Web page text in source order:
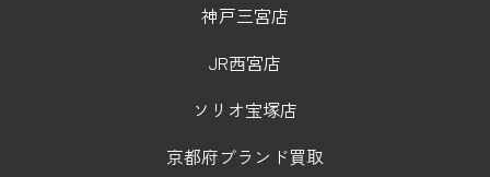
神戸三宮店
JR西宮店
ソリオ宝塚店
京都府ブランド買取